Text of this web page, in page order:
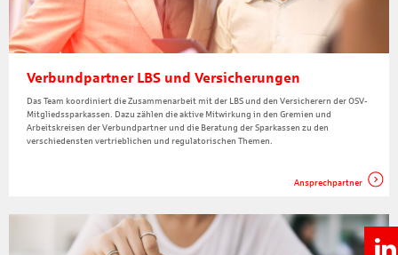
Verbundpartner LBS und Versicherungen
Das Team koordiniert die Zusammenarbeit mit der LBS und den Versicherern der OSV-
Mitgliedssparkassen. Dazu zählen die aktive Mitwirkung in den Gremien und
Arbeitskreisen der Verbundpartner und die Beratung der Sparkassen zu den
verschiedensten vertrieblichen und regulatorischen Themen.
Ansprechpartner